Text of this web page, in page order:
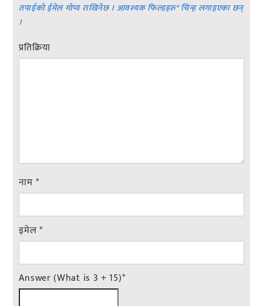
तपाईको ईमेल गोप्य राखिनेछ । आवश्यक फिल्डहरु*चिन्ह लगाइएका छन्
।
प्रतिक्रिया
नाम *
इमेल*
Answer (What is 3 + 15)*